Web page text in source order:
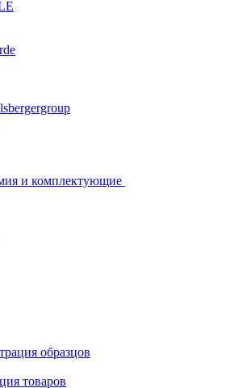
и комплектующие
образцов
товаров